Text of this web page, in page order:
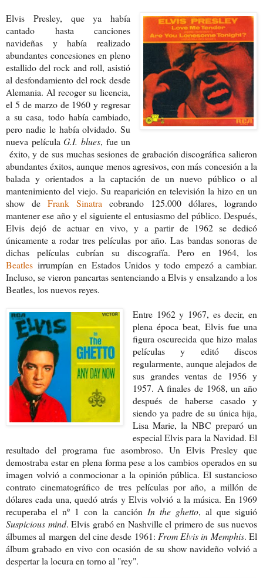
Elvis Presley, que ya había
cantado hasta canciones
navideñas y había realizado
abundantes concesiones en pleno
estallido del rock and roll, asistió
al desfondamiento del rock desde
Alemania. Al recoger su licencia,
el 5 de marzo de 1960 y regresar
a su casa, todo había cambiado,
pero nadie le había olvidado. Su
nueva películaG.I. blues, fue un
éxito, y de sus muchas sesiones de grabación discográfica salieron
abundantes éxitos, aunque menos agresivos, con más concesión a la
balada y orientados a la captación de un nuevo público o al
mantenimiento del viejo. Su reaparición en televisión la hizo en un
show de Frank Sinatra cobrando 125.000 dólares, logrando
mantener ese año y el siguiente el entusiasmo del público. Después,
Elvis dejó de actuar en vivo, y a partir de 1962 se dedicó
únicamente a rodar tres películas por año. Las bandas sonoras de
dichas películas cubrían su discografía. Pero en 1964, los
Beatles irrumpían en Estados Unidos y todo empezó a cambiar.
Incluso, se vieron pancartas sentenciando a Elvis y ensalzando a los
Beatles, los nuevos reyes.
Entre 1962 y 1967, es decir, en
plena época beat, Elvis fue una
figura oscurecida que hizo malas
películas y editó discos
regularmente, aunque alejados de
sus grandes ventas de 1956 y
1957. A finales de 1968, un año
después de haberse casado y
siendo ya padre de su única hija,
Lisa Marie, la NBC preparó un
especial Elvis para la Navidad. El
resultado del programa fue asombroso. Un Elvis Presley que
demostraba estar en plena forma pese a los cambios operados en su
imagen volvió a conmocionar a la opinión pública. El sustancioso
contrato cinematográfico de tres películas por año, a millón de
dólares cada una, quedó atrás y Elvis volvió a la música. En 1969
recuperaba el nº 1 con la canción In the ghetto, al que siguió
Suspicious mind. Elvis grabó en Nashville el primero de sus nuevos
álbumes al margen del cine desde 1961: From Elvis in Memphis. El
álbum grabado en vivo con ocasión de su show navideño volvió a
despertar la locura en torno al "rey".